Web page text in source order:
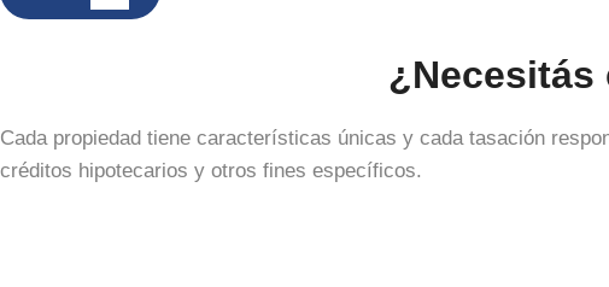
Cada propiedad tiene características únicas y cada tasación
créditos hipotecarios y otros fines específicos.